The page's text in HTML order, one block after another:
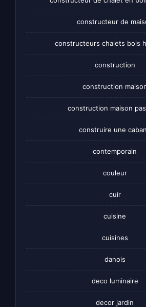
constructeur de
constructeurs chalets bois
construction
construction
construction maison
construire une
contemporain
couleur
cuir
cuisine
cuisines
danois
deco luminaire
decor jardin